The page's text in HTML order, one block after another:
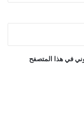
في هذا المتصفح